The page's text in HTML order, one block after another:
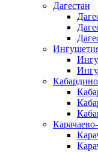
Дагестан